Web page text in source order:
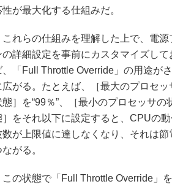
性が最大化する仕組みだ。
れらの仕組みを理解した上で、電源
の詳細設定を事前にカスタマイズして
、「Full Throttle Override」の用途が
広がる。たとえば、［最大のプロセッ
態］を“99％”、［最小のプロセッサの
］をそれ以下に設定すると、CPUの動
数が上限値に達しなくなり、それは節
がる。
の状態で「Full Throttle Override」